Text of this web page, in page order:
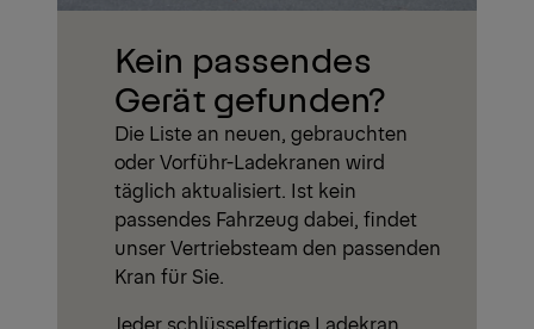
Kein passendes
Gerät gefunden?
Die Liste an neuen, gebrauchten
oder Vorführ-Ladekranen wird
täglich aktualisiert. Ist kein
passendes Fahrzeug dabei, findet
unser Vertriebsteam den passenden
Kran für Sie.
Jeder schlüsselfertige Ladekran